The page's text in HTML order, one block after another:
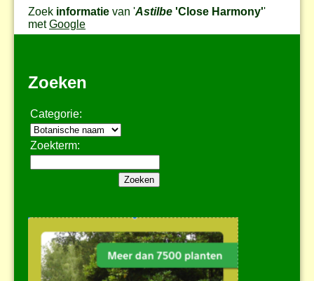
Zoek informatie van 'Astilbe 'Close Harmony''
metGoogle
Zoeken
Categorie:
Zoekterm: